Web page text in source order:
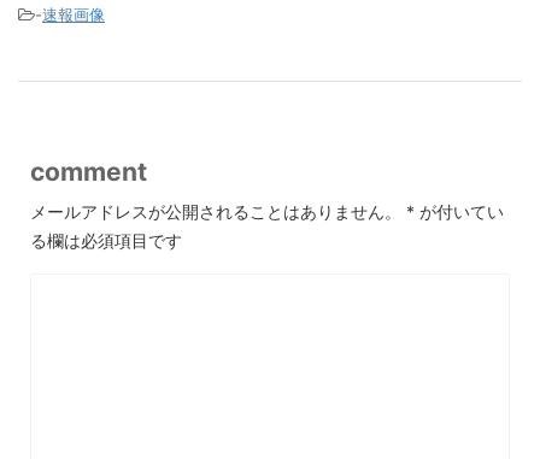
-速報画像
comment
メールアドレスが公開されることはありません。 * が付いてい
る欄は必須項目です